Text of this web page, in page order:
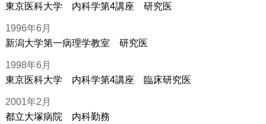
東京医科大学 内科学第4講座 研究医
1996年6月
新潟大学第一病理学教室 研究医
1998年6月
東京医科大学 内科学第4講座 臨床研究医
2001年2月
都立大塚病院 内科勤務